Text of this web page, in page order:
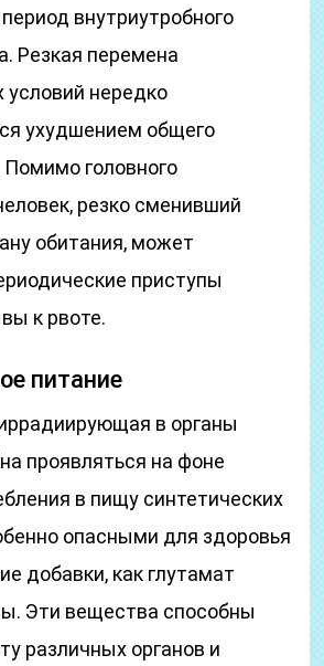
внутриутробного
Резкая перемена
условий нередко
ухудшением общего
головного
резко сменивший
обитания, может
приступы
к рвоте.
питание
в органы
проявляться на фоне
в пищу синтетических
опасными для здоровья
добавки, как глутамат
Эти вещества способны
различных органов и